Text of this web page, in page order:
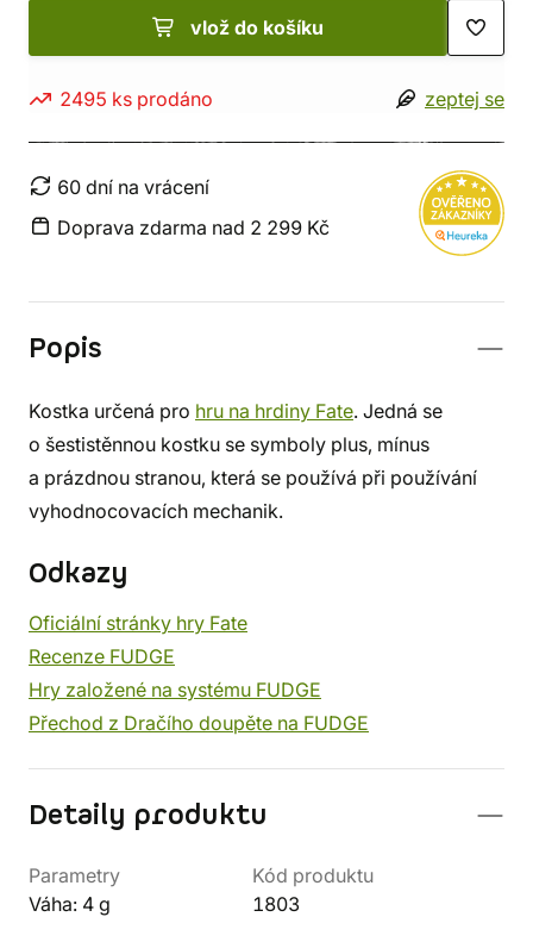
vlož do košíku
2495 ks prodáno zeptej se
60 dní na vrácení
Doprava zdarma nad 2 299 Kč
Popis
Kostka určená pro hru na hrdiny Fate. Jedná se
o šestistěnnou kostku se symboly plus, mínus
a prázdnou stranou, která se používá při používání
vyhodnocovacích mechanik.
Odkazy
Oficiální stránky hry Fate
Recenze FUDGE
Hry založené na systému FUDGE
Přechod z Dračího doupěte na FUDGE
Detaily produktu
Parametry
Váha: 4 g
Kód produktu
1803